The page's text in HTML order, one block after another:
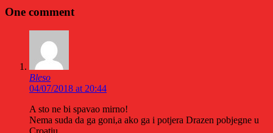
One comment
Bleso
04/07/2018 at 20:44
A sto ne bi spavao mirno!
Nema suda da ga goni,a ako ga i potjera Drazen pobjegne u
Croatiu.